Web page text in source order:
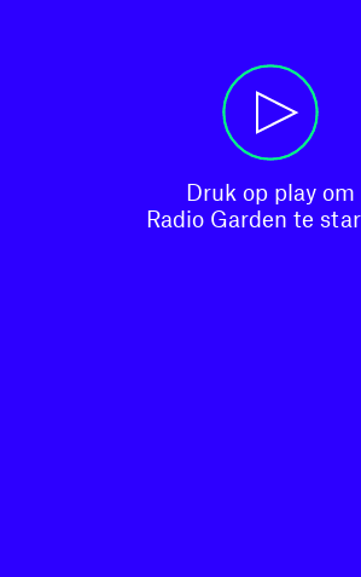
Druk op play om
Radio Garden te